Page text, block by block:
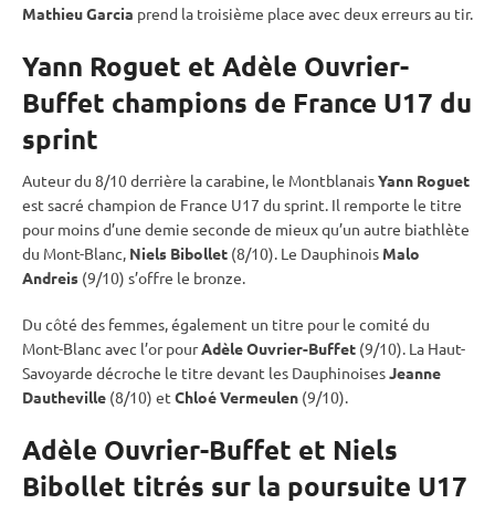
Mathieu Garcia prend la troisième place avec deux erreurs au tir.
Yann Roguet et Adèle Ouvrier-
Buffet champions de France U17 du
sprint
Auteur du 8/10 derrière lacarabine, le MontblanaisYann Roguet
est sacré champion de France U17 du sprint. Il remporte le titre
pour moins d’une demie seconde de mieux qu’un autre biathlète
du Mont-Blanc, Niels Bibollet (8/10). Le Dauphinois Malo
Andreis (9/10) s’offre le bronze.
Du côté des femmes, également un titre pour le comité du
Mont-Blanc avec l’or pourAdèle Ouvrier-Buffet (9/10). La Haut-
Savoyarde décroche le titre devant les DauphinoisesJeanne
Dautheville (8/10) et Chloé Vermeulen (9/10).
Adèle Ouvrier-Buffet et Niels
Bibollet titrés sur la poursuite U17